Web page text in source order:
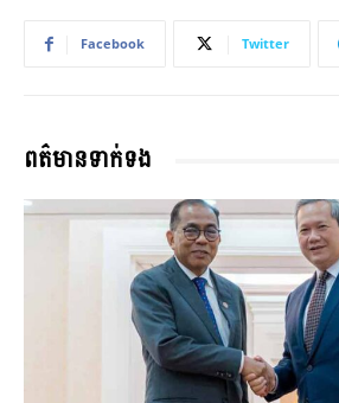
Facebook Twitter
ពត៌មានទាក់ទង